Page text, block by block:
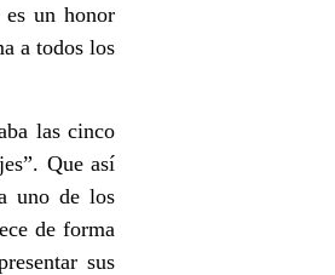
es un honor
a todos los
las cinco
. Que así
uno de los
de forma
sus